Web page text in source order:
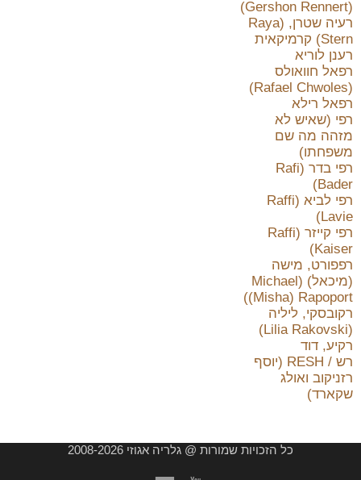
(Gershon Rennert)
רעיה שטרן, (Raya
Stern) קרמיקאית
רענן לוריא
רפאל חוואולס
(Rafael Chwoles)
רפאל רילא
רפי (שאיש לא
מזהה מה שם
משפחתו)
רפי בדר (Rafi
Bader)
רפי לביא (Raffi
Lavie)
רפי קייזר (Raffi
Kaiser)
רפפורט, מישה
(מיכאל) (Michael
(Misha) Rapoport)
רקובסקי, ליליה
(Lilia Rakovski)
רקיע, דוד
רש / RESH (יוסף
רזניקוב ואולג
שקארד)
כל הזכויות שמורות @ גלריה אגוזי 2008-2026